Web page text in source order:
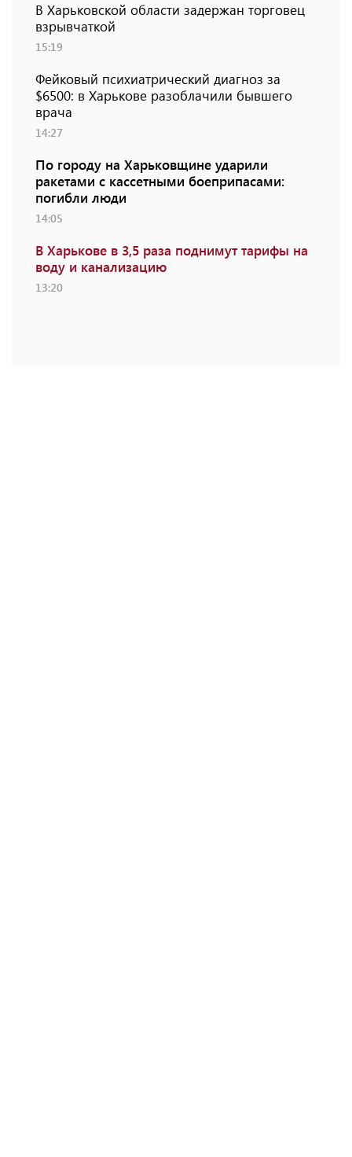
В Харьковской области задержан торговец
взрывчаткой
15:19
Фейковый психиатрический диагноз за
$6500: в Харькове разоблачили бывшего
врача
14:27
По городу на Харьковщине ударили
ракетами с кассетными боеприпасами:
погибли люди
14:05
В Харькове в 3,5 раза поднимут тарифы на
воду и канализацию
13:20